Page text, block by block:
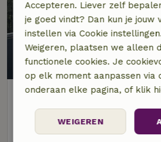
Natuurhuisje in
Op 6 km afstand van Winterberg
6 personen3 slaapkamers
Accepteren. Liever zelf
je goed vindt? Dan kun je jouw
instellen via Cookie
Weigeren, plaatsen we alleen
functionele cookies. Je
op elk moment aanpassen via
onderaan elke pagina, of klik
WEIGEREN